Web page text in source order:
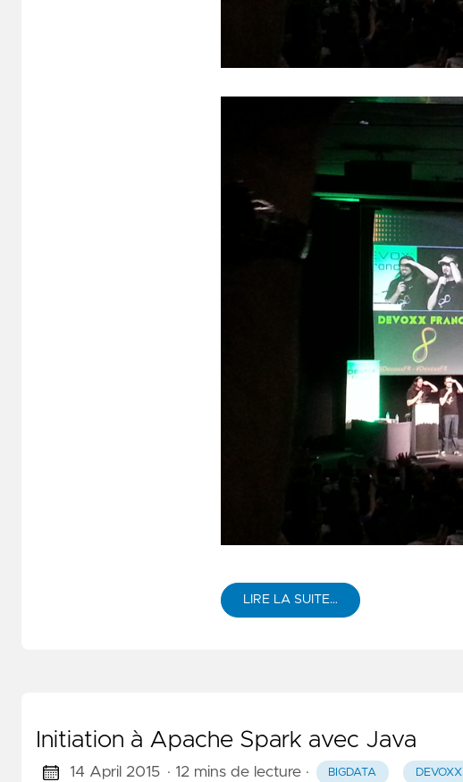
LIRE LA SUITE…
Initiation à Apache Spark avec Java
14 April 2015 · 12 mins de lecture· BIGDATA DEVOXX